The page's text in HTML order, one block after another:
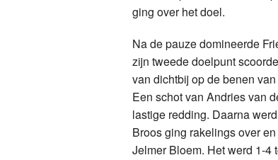
ging over het doel.
Na de pauze domineerde
zijn tweede doelpunt
van dichtbij op de benen
Een schot van Andries van
lastige redding. Daarna
Broos ging rakelings over
Jelmer Bloem. Het werd 1-4